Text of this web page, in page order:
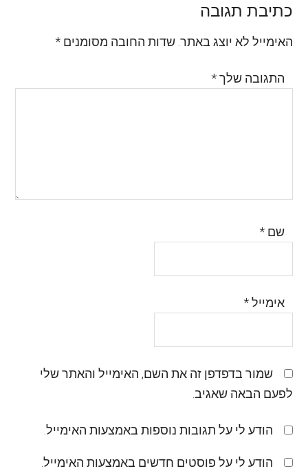
כתיבת תגובה
האימייל לא יוצג באתר. שדות החובה מסומנים*
התגובה שלך*
שם*
אימייל*
שמור בדפדפן זה את השם, האימייל והאתר שלי
לפעם הבאה שאגיב.
הודע לי על תגובות נוספות באמצעות האימייל.
הודע לי על פוסטים חדשים באמצעות האימייל.